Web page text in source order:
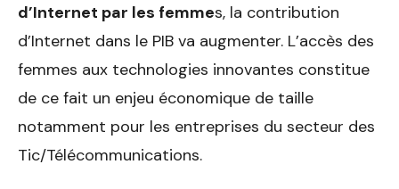
d’Internet par les femmes, la contribution
d’Internet dans le PIB va augmenter. L’accès des
femmes aux technologies innovantes constitue
de ce fait un enjeu économique de taille
notamment pour les entreprises du secteur des
Tic/Télécommunications.